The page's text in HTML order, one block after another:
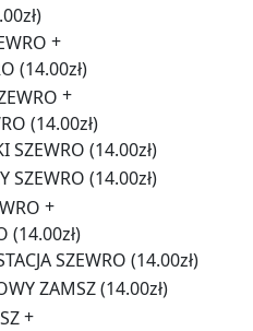
+
(14.00zł)
+
(14.00zł)
SZEWRO (14.00zł)
SZEWRO (14.00zł)
+
(14.00zł)
SZEWRO (14.00zł)
ZAMSZ(14.00zł)
+